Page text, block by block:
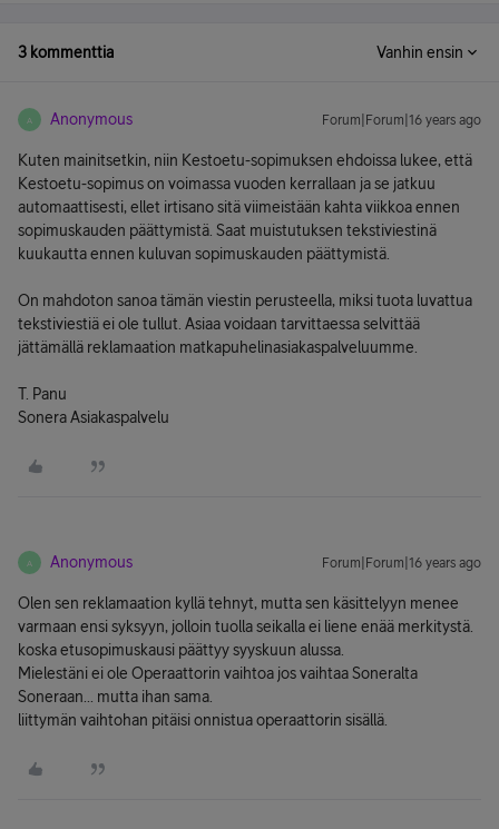
3 kommenttia Vanhin ensin
A Anonymous Forum|Forum|16 years ago
Kuten mainitsetkin, niin Kestoetu-sopimuksen ehdoissa lukee, että
Kestoetu-sopimus on voimassa vuoden kerrallaan ja se jatkuu
automaattisesti, ellet irtisano sitä viimeistään kahta viikkoa ennen
sopimuskauden päättymistä. Saat muistutuksen tekstiviestinä
kuukautta ennen kuluvan sopimuskauden päättymistä.
On mahdoton sanoa tämän viestin perusteella, miksi tuota luvattua
tekstiviestiä ei ole tullut. Asiaa voidaan tarvittaessa selvittää
jättämällä reklamaation matkapuhelinasiakaspalveluumme.
T. Panu
Sonera Asiakaspalvelu
A Anonymous Forum|Forum|16 years ago
Olen sen reklamaation kyllä tehnyt, mutta sen käsittelyyn menee
varmaan ensi syksyyn, jolloin tuolla seikalla ei liene enää merkitystä.
koska etusopimuskausi päättyy syyskuun alussa.
Mielestäni ei ole Operaattorin vaihtoa jos vaihtaa Soneralta
Soneraan... mutta ihan sama.
liittymän vaihtohan pitäisi onnistua operaattorin sisällä.